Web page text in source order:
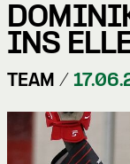
INS
TEAM /